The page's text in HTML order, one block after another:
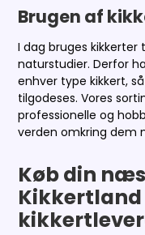
Brugen af
I dag bruges
naturstudier. Derfor
enhver type kikkert,
tilgodeses. Vores
professionelle og
verden omkring dem
Køb din